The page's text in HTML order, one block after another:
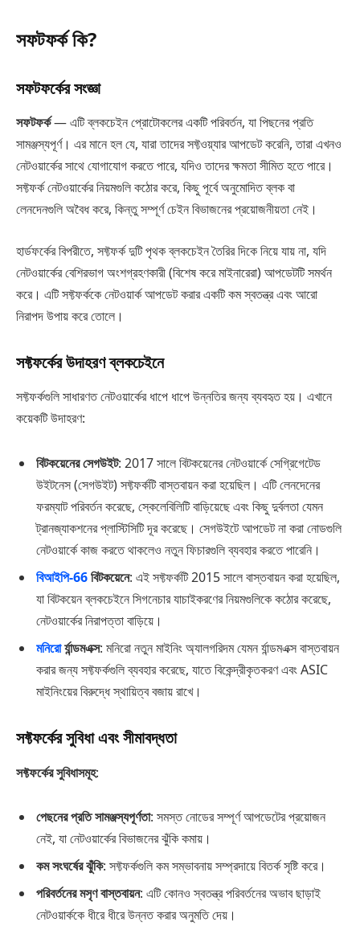
সফটফর্ক কি?
সফটফর্কের সংজ্ঞা
সফটফর্ক— এটি ব্লকচেইন প্রোটোকলের একটি পরিবর্তন, যা পিছনের প্রতি
সামঞ্জস্যপূর্ণ। এর মানে হল যে, যারা তাদের সফ্টওয়্যার আপডেট করেনি, তারা এখনও
নেটওয়ার্কের সাথে যোগাযোগ করতে পারে, যদিও তাদের ক্ষমতা সীমিত হতে পারে।
সফ্টফর্ক নেটওয়ার্কের নিয়মগুলি কঠোর করে, কিছু পূর্বে অনুমোদিত ব্লক বা
লেনদেনগুলি অবৈধ করে, কিন্তু সম্পূর্ণ চেইন বিভাজনের প্রয়োজনীয়তা নেই।
হার্ডফর্কের বিপরীতে, সফ্টফর্ক দুটি পৃথক ব্লকচেইন তৈরির দিকে নিয়ে যায় না, যদি
নেটওয়ার্কের বেশিরভাগ অংশগ্রহণকারী (বিশেষ করে মাইনারেরা) আপডেটটি সমর্থন
করে। এটি সফ্টফর্ককে নেটওয়ার্ক আপডেট করার একটি কম স্বতন্ত্র এবং আরো
নিরাপদ উপায় করে তোলে।
সফ্টফর্কের উদাহরণ ব্লকচেইনে
সফ্টফর্কগুলি সাধারণত নেটওয়ার্কের ধাপে ধাপে উন্নতির জন্য ব্যবহৃত হয়। এখানে
কয়েকটি উদাহরণ:
বিটকয়েনের সেগউইট: 2017 সালে বিটকয়েনের নেটওয়ার্কে সেগ্রিগেটেড
উইটনেস (সেগউইট) সফ্টফর্কটি বাস্তবায়ন করা হয়েছিল। এটি লেনদেনের
ফরম্যাট পরিবর্তন করেছে, স্কেলেবিলিটি বাড়িয়েছে এবং কিছু দুর্বলতা যেমন
ট্রানজ্যাকশনের প্লাস্টিসিটি দূর করেছে। সেগউইটে আপডেট না করা নোডগুলি
নেটওয়ার্কে কাজ করতে থাকলেও নতুন ফিচারগুলি ব্যবহার করতে পারেনি।
বিআইপি-66বিটকয়েনে: এই সফ্টফর্কটি 2015 সালে বাস্তবায়ন করা হয়েছিল,
যা বিটকয়েন ব্লকচেইনে সিগনেচার যাচাইকরণের নিয়মগুলিকে কঠোর করেছে,
নেটওয়ার্কের নিরাপত্তা বাড়িয়ে।
মনিরোর্যান্ডমএক্স: মনিরো নতুন মাইনিং অ্যালগরিদম যেমন র্যান্ডমএক্স বাস্তবায়ন
করার জন্য সফ্টফর্কগুলি ব্যবহার করেছে, যাতে বিকেন্দ্রীকৃতকরণ এবং ASIC
মাইনিংয়ের বিরুদ্ধে স্থায়িত্ব বজায় রাখে।
সফ্টফর্কের সুবিধা এবং সীমাবদ্ধতা
সফ্টফর্কের সুবিধাসমূহ:
পেছনের প্রতি সামঞ্জস্যপূর্ণতা: সমস্ত নোডের সম্পূর্ণ আপডেটের প্রয়োজন
নেই, যা নেটওয়ার্কের বিভাজনের ঝুঁকি কমায়।
কম সংঘর্ষের ঝুঁকি: সফ্টফর্কগুলি কম সম্ভাবনায় সম্প্রদায়ে বিতর্ক সৃষ্টি করে।
পরিবর্তনের মসৃণ বাস্তবায়ন: এটি কোনও স্বতন্ত্র পরিবর্তনের অভাব ছাড়াই
নেটওয়ার্ককে ধীরে ধীরে উন্নত করার অনুমতি দেয়।